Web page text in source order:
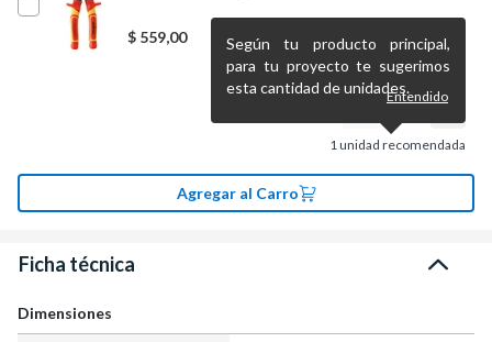
$ 559,00
1unidad recomendada
Según tu producto principal,
para tu proyecto te sugerimos
esta cantidad de unidades.Entendido
Agregar al Carro
Ficha técnica
Dimensiones